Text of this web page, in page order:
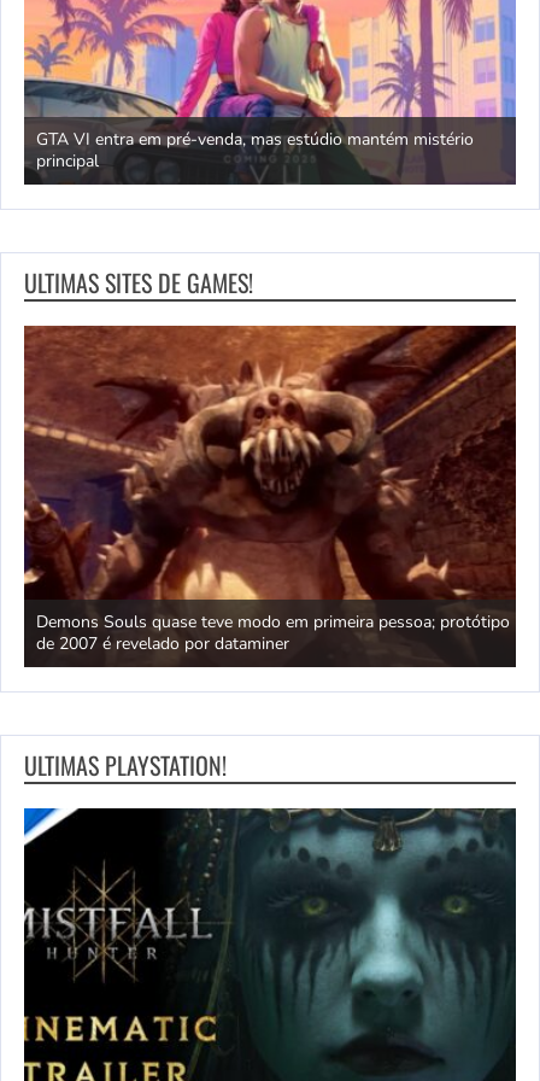
GTA VI entra em pré-venda, mas estúdio mantém mistério
principal
ULTIMAS SITES DE GAMES!
Demons Souls quase teve modo em primeira pessoa; protótipo
de 2007 é revelado por dataminer
ULTIMAS PLAYSTATION!